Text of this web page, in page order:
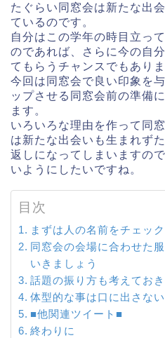
たぐらい同窓会は新たな出
ているのです。
自分はこの学年の時目立っ
のであれば、さらに今の自
てもらうチャンスでもありま
今回は同窓会で良い印象を
ップさせる同窓会前の準備
ます。
いろいろな理由を作って同
は新たな出会いも生まれず
返しになってしまいますの
いようにしたいですね。
目次
まずは人の名前をチェッ
同窓会の会場に合わせた
いきましょう
話題の振り方も考えてお
体型的な事は口に出さな
■他関連ツイート■
終わりに